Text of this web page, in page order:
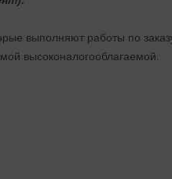
выполняют работы по
высоконалогооблагаемой.